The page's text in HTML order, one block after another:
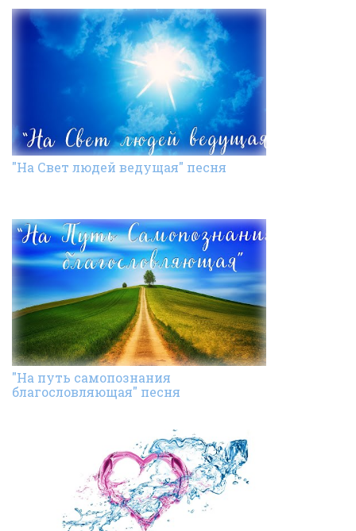
"На Свет людей ведущая" песня
"На путь самопознания
благословляющая" песня